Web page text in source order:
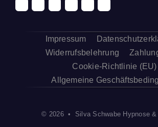
Impressum
Widerrufsbelehrung
Cookie-Richtlinie (EU)
Allgemeine
© 2026 • Silva Schwabe Hypnose &